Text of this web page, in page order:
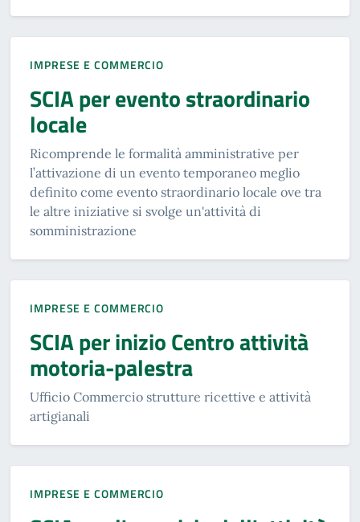
IMPRESE E COMMERCIO
SCIA per evento straordinario
locale
Ricomprende le formalità amministrative per
l’attivazione di un evento temporaneo meglio
definito come evento straordinario locale ove tra
le altre iniziative si svolge un'attività di
somministrazione
IMPRESE E COMMERCIO
SCIA per inizio Centro attività
motoria-palestra
Ufficio Commercio strutture ricettive e attività
artigianali
IMPRESE E COMMERCIO